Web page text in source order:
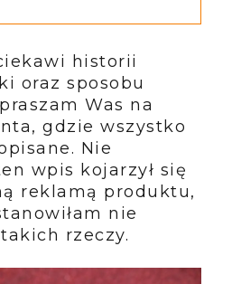
historii
oraz sposobu
Was na
gdzie wszystko
Nie
wpis kojarzył się
reklamą produktu,
nie
rzeczy.